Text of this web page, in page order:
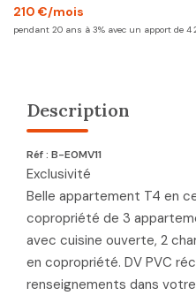
210 €/mois
pendant 20 ans à 3% avec un apport de 4
Description
Réf : B-E0MV11
Exclusivité
Belle appartement T4 en
copropriété de 3
avec cuisine ouverte, 2
en copropriété. DV PVC
renseignements dans